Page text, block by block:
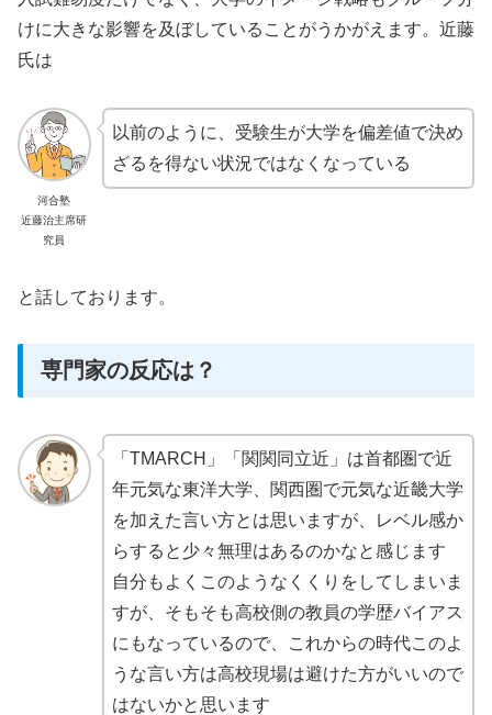
けに大きな影響を及ぼしていることがうかがえます。近藤
氏は
河合塾
近藤治主席研
究員
以前のように、受験生が大学を偏差値で決め
ざるを得ない状況ではなくなっている
と話しております。
専門家の反応は？
「TMARCH」「関関同立近」は首都圏で近
年元気な東洋大学、関西圏で元気な近畿大学
を加えた言い方とは思いますが、レベル感か
らすると少々無理はあるのかなと感じます
自分もよくこのようなくくりをしてしまいま
すが、そもそも高校側の教員の学歴バイアス
にもなっているので、これからの時代このよ
うな言い方は高校現場は避けた方がいいので
はないかと思います